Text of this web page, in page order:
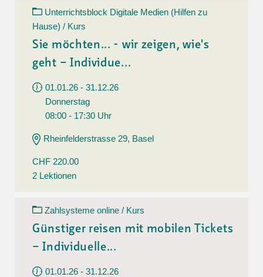
Unterrichtsblock Digitale Medien (Hilfen zu
Hause) / Kurs
Sie möchten... - wir zeigen, wie's
geht – Individue...
01.01.26 - 31.12.26
Donnerstag
08:00 - 17:30 Uhr
Rheinfelderstrasse 29, Basel
CHF 220.00
2 Lektionen
Zahlsysteme online / Kurs
Günstiger reisen mit mobilen Tickets
– Individuelle...
01.01.26 - 31.12.26